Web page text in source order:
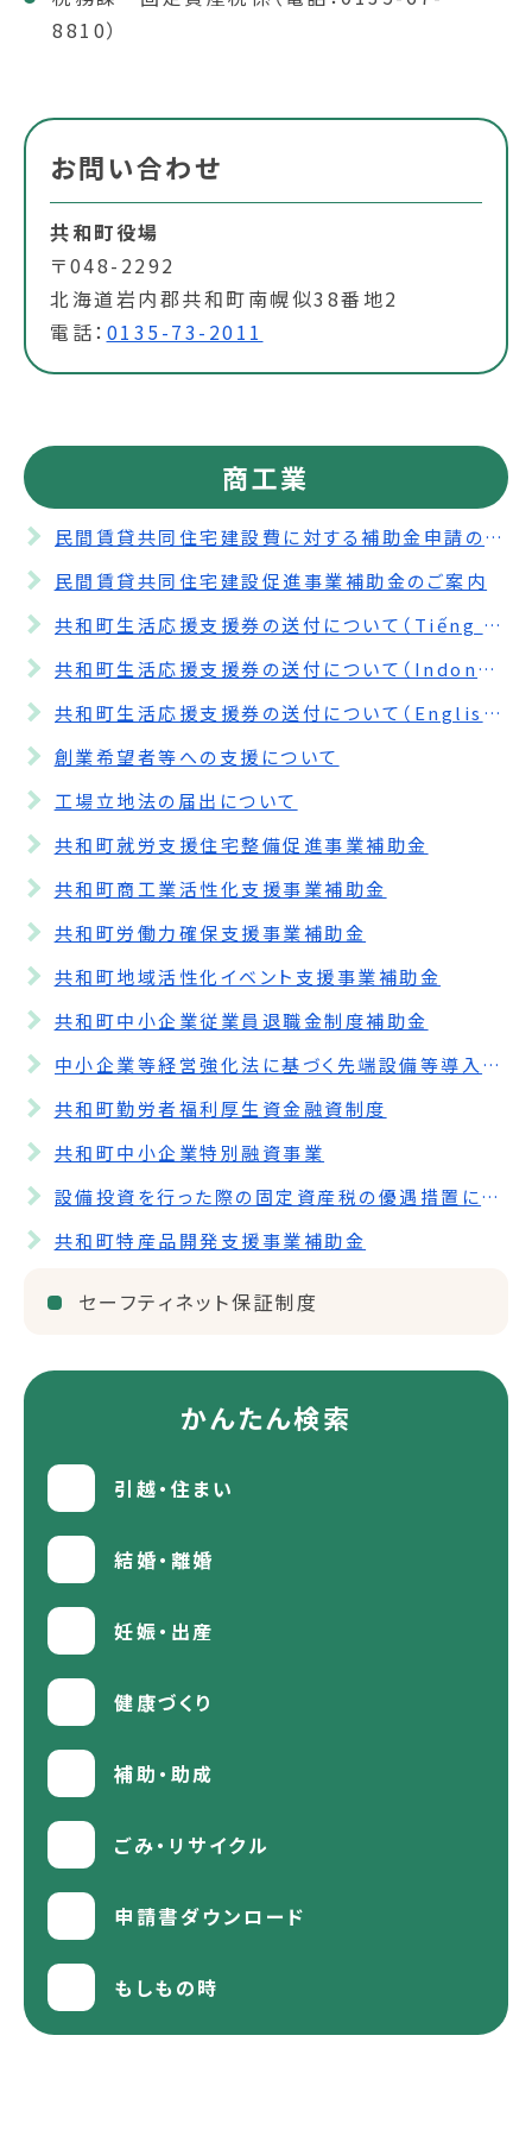
8810）
お問い合わせ
共和町役場
〒048-2292
北海道岩内郡共和町南幌似38番地2
電話： 0135-73-2011
商工業
民間賃貸共同住宅建設費に対する補助金申請の受付期間を延長します。
民間賃貸共同住宅建設促進事業補助金のご案内
共和町生活応援支援券の送付について（Tiếng Việt）
共和町生活応援支援券の送付について（Indonesia）
共和町生活応援支援券の送付について（English）
創業希望者等への支援について
工場立地法の届出について
共和町就労支援住宅整備促進事業補助金
共和町商工業活性化支援事業補助金
共和町労働力確保支援事業補助金
共和町地域活性化イベント支援事業補助金
共和町中小企業従業員退職金制度補助金
中小企業等経営強化法に基づく先端設備等導入計画
共和町勤労者福利厚生資金融資制度
共和町中小企業特別融資事業
設備投資を行った際の固定資産税の優遇措置について
共和町特産品開発支援事業補助金
セーフティネット保証制度
かんたん検索
引越・住まい
結婚・離婚
妊娠・出産
健康づくり
補助・助成
ごみ・リサイクル
申請書ダウンロード
もしもの時